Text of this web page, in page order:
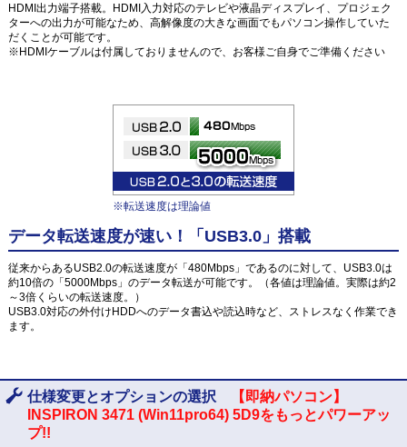
HDMI出力端子搭載。HDMI入力対応のテレビや液晶ディスプレイ、プロジェク
ターへの出力が可能なため、高解像度の大きな画面でもパソコン操作していた
だくことが可能です。
※HDMIケーブルは付属しておりませんので、お客様ご自身でご準備ください
※転送速度は理論値
データ転送速度が速い！「USB3.0」搭載
従来からあるUSB2.0の転送速度が「480Mbps」であるのに対して、USB3.0は
約10倍の「5000Mbps」のデータ転送が可能です。（各値は理論値。実際は約2
～3倍くらいの転送速度。）
USB3.0対応の外付けHDDへのデータ書込や読込時など、ストレスなく作業でき
ます。
仕様変更とオプションの選択
【即納パソコン】
INSPIRON 3471 (Win11pro64) 5D9をもっとパワーアッ
プ!!